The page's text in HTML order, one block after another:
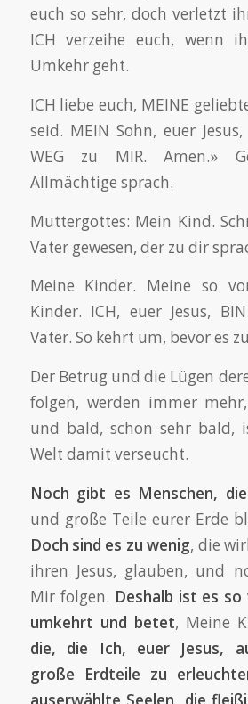
euch so sehr, doch verletzt
ICH verzeihe euch, wenn
Umkehr geht.
ICH liebe euch, MEINE
seid. MEIN Sohn, euer Jesus,
WEG zu MIR. Amen.»
Allmächtige sprach.
Muttergottes: Mein Kind.
Vater gewesen, der zu dir
Meine Kinder. Meine so
Kinder. ICH, euer Jesus,
Vater. So kehrt um, bevor es
Der Betrug und die Lügen
folgen, werden immer
und bald, schon sehr bald,
Welt damit verseucht.
Noch gibt es Menschen,
und große Teile eurer Erde
Doch sind es zu wenig, die
ihren Jesus, glauben, und
Mir folgen. Deshalb ist es
umkehrt und betet, Meine
die, die Ich, euer Jesus,
große Erdteile zu
auserwählte Seelen, die